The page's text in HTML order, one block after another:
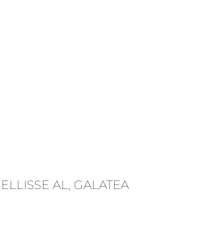
AL, GALATEA